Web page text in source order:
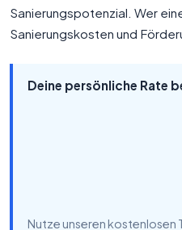
Sanierungspotenzial. Wer
Sanierungskosten und
Deine persönliche Rate
Nutze unseren kostenlosen